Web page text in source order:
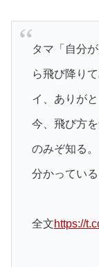
タマ「自分
ら飛び降り
イ、ありが
今、飛び方
のみぞ知る
分かってい
全文https://